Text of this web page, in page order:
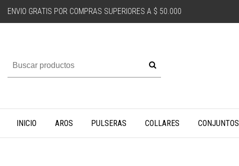
ENVIO GRATIS POR COMPRAS SUPERIORES A $ 50.000
INICIO AROS PULSERAS COLLARES CONJUNTOS